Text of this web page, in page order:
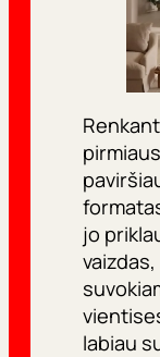
jo
labiau